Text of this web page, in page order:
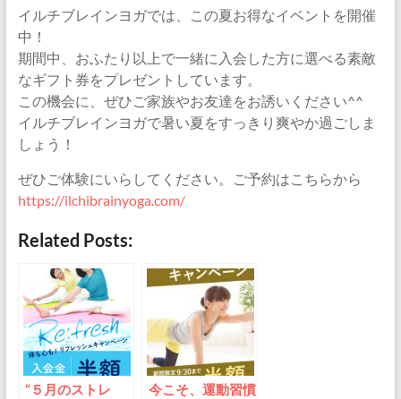
イルチブレインヨガでは、この夏お得なイベントを開催
中！
期間中、おふたり以上で一緒に入会した方に選べる素敵
なギフト券をプレゼントしています。
この機会に、ぜひご家族やお友達をお誘いください^^
イルチブレインヨガで暑い夏をすっきり爽やか過ごしま
しょう！
ぜひご体験にいらしてください。ご予約はこちらから
https://ilchibrainyoga.com/
Related Posts:
“５月のストレ
今こそ、運動習慣